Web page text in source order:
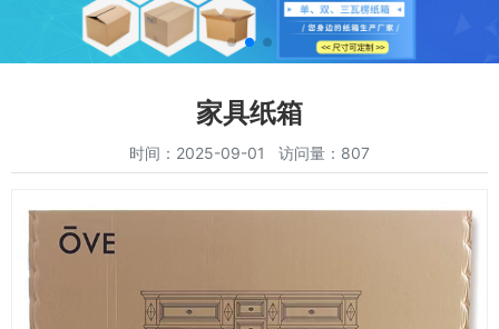
家具纸箱
时间：2025-09-01 访问量：807